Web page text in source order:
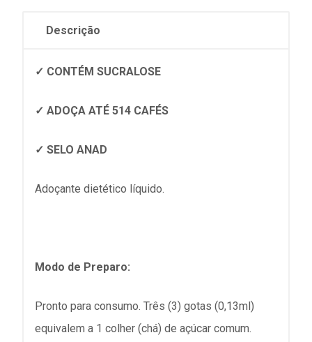
Descrição
✓ CONTÉM SUCRALOSE
✓ ADOÇA ATÉ 514 CAFÉS
✓ SELO ANAD
Adoçante dietético líquido.
Modo de Preparo:
Pronto para consumo. Três (3) gotas (0,13ml)
equivalem a 1 colher (chá) de açúcar comum.